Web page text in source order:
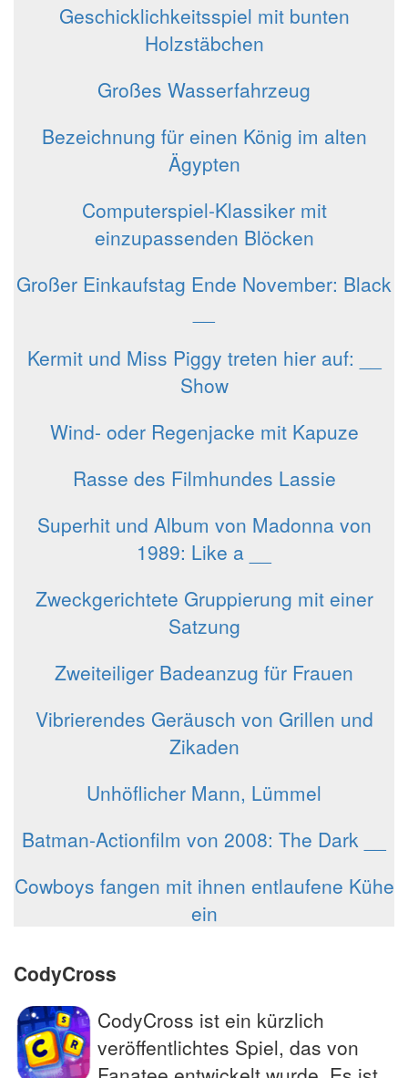
Geschicklichkeitsspiel mit bunten
Holzstäbchen
Großes Wasserfahrzeug
Bezeichnung für einen König im alten
Ägypten
Computerspiel-Klassiker mit
einzupassenden Blöcken
Großer Einkaufstag Ende November: Black
Kermit und Miss Piggy treten hier auf: __
Show
Wind- oder Regenjacke mit Kapuze
Rasse des Filmhundes Lassie
Superhit und Album von Madonna von
1989: Like a __
Zweckgerichtete Gruppierung mit einer
Satzung
Zweiteiliger Badeanzug für Frauen
Vibrierendes Geräusch von Grillen und
Zikaden
Unhöflicher Mann, Lümmel
Batman-Actionfilm von 2008: The Dark __
Cowboys fangen mit ihnen entlaufene Kühe
ein
CodyCross
CodyCross ist ein kürzlich
veröffentlichtes Spiel, das von